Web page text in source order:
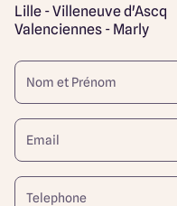
Lille - Villeneuve d'Ascq
Valenciennes - Marly